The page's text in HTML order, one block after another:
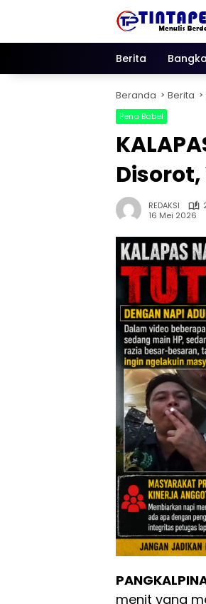
Berita
Beranda Berita
Pena Babel
REDAKSI
16 Mei 2026
menit yang